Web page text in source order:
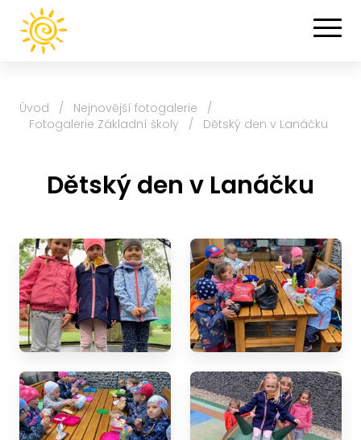
Úvod / Nejnovější fotogalerie
/
Fotogalerie Základní školy
/ Dětský den v Lanáčku
Dětský den v Lanáčku